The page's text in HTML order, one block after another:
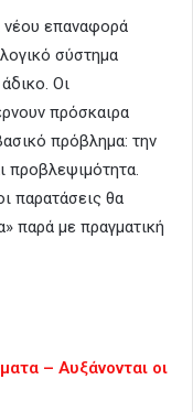
νέου επαναφορά
σύστημα
Οι
πρόσκαιρα
πρόβλημα: την
προβλεψιμότητα.
παρατάσεις θα
παρά με πραγματική
– Aυξάνονται οι